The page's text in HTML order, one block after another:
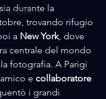
SPORT
durante la
trovando rifugio
a New York, dove
centrale del mondo
fotografia. A Parigi
e collaboratore
i grandi